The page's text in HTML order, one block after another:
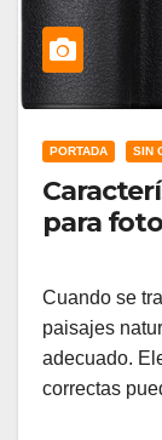
PORTADA SIN
para
Cuando se
paisajes
adecuado.
correctas